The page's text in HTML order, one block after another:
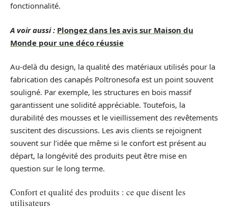
fonctionnalité.
A voir aussi : Plongez dans les avis sur Maison du
Monde pour une déco réussie
Au-delà du design, la qualité des matériaux utilisés pour la
fabrication des canapés Poltronesofa est un point souvent
souligné. Par exemple, les structures en bois massif
garantissent une solidité appréciable. Toutefois, la
durabilité des mousses et le vieillissement des revêtements
suscitent des discussions. Les avis clients se rejoignent
souvent sur l’idée que même si le confort est présent au
départ, la longévité des produits peut être mise en
question sur le long terme.
Confort et qualité des produits : ce que disent les
utilisateurs